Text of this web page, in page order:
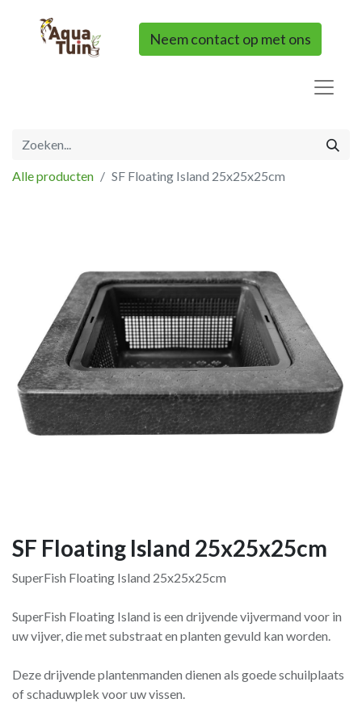
Neem contact op met ons
Alle producten SF Floating Island 25x25x25cm
SF Floating Island 25x25x25cm
SuperFish Floating Island 25x25x25cm
SuperFish Floating Island is een drijvende vijvermand voor in
uw vijver, die met substraat en planten gevuld kan worden.
Deze drijvende plantenmanden dienen als goede schuilplaats
of schaduwplek voor uw vissen.